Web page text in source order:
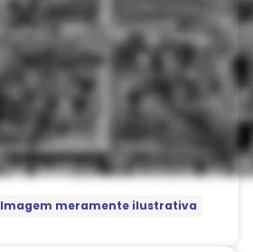
Imagem meramente ilustrativa